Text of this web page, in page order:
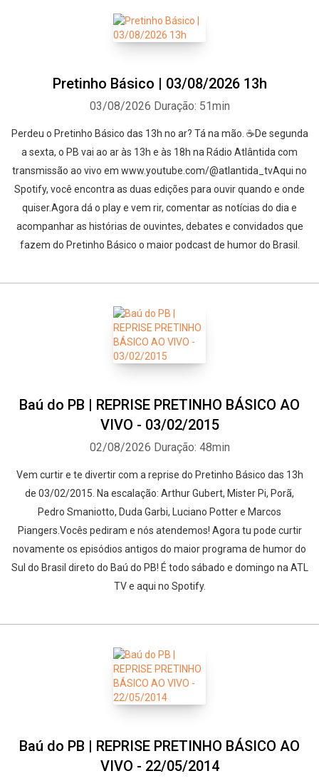
Pretinho Básico | 03/08/2026 13h
03/08/2026 Duração: 51min
Perdeu o Pretinho Básico das 13h no ar? Tá na mão. ☕De segunda
a sexta, o PB vai ao ar às 13h e às 18h na Rádio Atlântida com
transmissão ao vivo em www.youtube.com/@atlantida_tvAqui no
Spotify, você encontra as duas edições para ouvir quando e onde
quiser.Agora dá o play e vem rir, comentar as notícias do dia e
acompanhar as histórias de ouvintes, debates e convidados que
fazem do Pretinho Básico o maior podcast de humor do Brasil.
Baú do PB | REPRISE PRETINHO BÁSICO AO
VIVO - 03/02/2015
02/08/2026 Duração: 48min
Vem curtir e te divertir com a reprise do Pretinho Básico das 13h
de 03/02/2015. Na escalação: Arthur Gubert, Mister Pi, Porã,
Pedro Smaniotto, Duda Garbi, Luciano Potter e Marcos
Piangers.Vocês pediram e nós atendemos! Agora tu pode curtir
novamente os episódios antigos do maior programa de humor do
Sul do Brasil direto do Baú do PB! É todo sábado e domingo na ATL
TV e aqui no Spotify.
Baú do PB | REPRISE PRETINHO BÁSICO AO
VIVO - 22/05/2014